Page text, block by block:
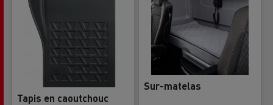
Tapis en caoutchouc
Sur-matelas